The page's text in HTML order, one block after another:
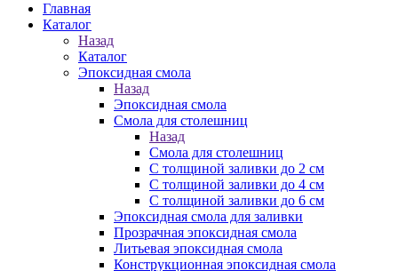
Главная
Каталог
Назад
Каталог
Эпоксидная смола
Назад
Эпоксидная смола
Смола для столешниц
Назад
Смола для столешниц
С толщиной заливки до 2 см
С толщиной заливки до 4 см
С толщиной заливки до 6 см
Эпоксидная смола для заливки
Прозрачная эпоксидная смола
Литьевая эпоксидная смола
Конструкционная эпоксидная смола